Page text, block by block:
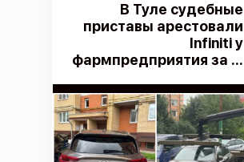
В Туле судебные
приставы арестовали
Infiniti у
фармпредприятия за ...